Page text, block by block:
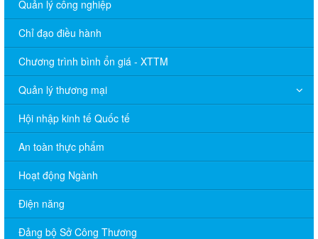
Quản lý công nghiệp
Chỉ đạo điều hành
Chương trình bình ổn giá - XTTM
Quản lý thương mại
Hội nhập kinh tế Quốc tế
An toàn thực phẩm
Hoạt động Ngành
Điện năng
Đảng bộ Sở Công Thương